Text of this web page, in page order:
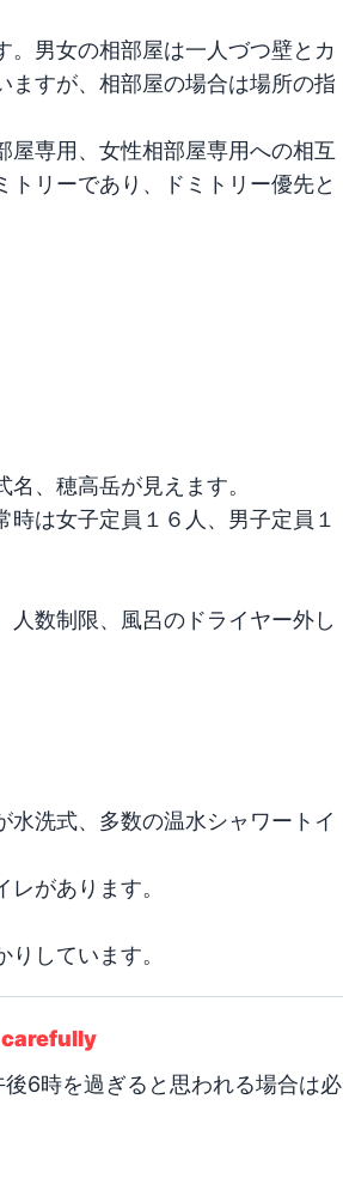
。男女の相部屋は一人づつ壁とカ
ますが、相部屋の場合は場所の指
屋専用、女性相部屋専用への相互
トリーであり、ドミトリー優先と
、穂高岳が見えます。
は女子定員１６人、男子定員１
数制限、風呂のドライヤー外し
水洗式、多数の温水シャワートイ
があります。
しています。
carefully
6時を過ぎると思われる場合は必